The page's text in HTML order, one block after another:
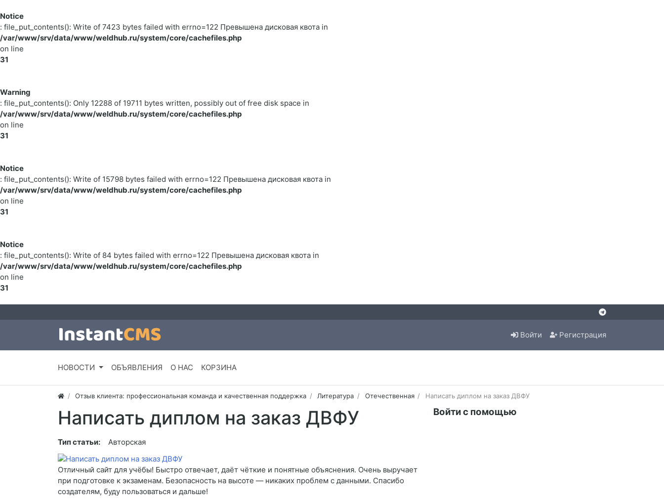
Notice
: file_put_contents(): Write of 7423 bytes failed with errno=122 Превышена дисковая квота in
/var/www/srv/data/www/weldhub.ru/system/core/cachefiles.php
on line
31
Warning
: file_put_contents(): Only 12288 of 19711 bytes written, possibly out of free disk space in
/var/www/srv/data/www/weldhub.ru/system/core/cachefiles.php
on line
31
Notice
: file_put_contents(): Write of 15798 bytes failed with errno=122 Превышена дисковая квота in
/var/www/srv/data/www/weldhub.ru/system/core/cachefiles.php
on line
31
Notice
: file_put_contents(): Write of 84 bytes failed with errno=122 Превышена дисковая квота in
/var/www/srv/data/www/weldhub.ru/system/core/cachefiles.php
on line
31
Войти Регистрация
НОВОСТИ ОБЪЯВЛЕНИЯ О НАС КОРЗИНА
Отзыв клиента: профессиональная команда и качественная поддержка Литература Отечественная Написать диплом на заказ ДВФУ
Написать диплом на заказ ДВФУ
Тип статьи: Авторская
Отличный сайт для учёбы! Быстро отвечает, даёт чёткие и понятные объяснения. Очень выручает
при подготовке к экзаменам. Безопасность на высоте — никаких проблем с данными. Спасибо
создателям, буду пользоваться и дальше!
Войти с помощью